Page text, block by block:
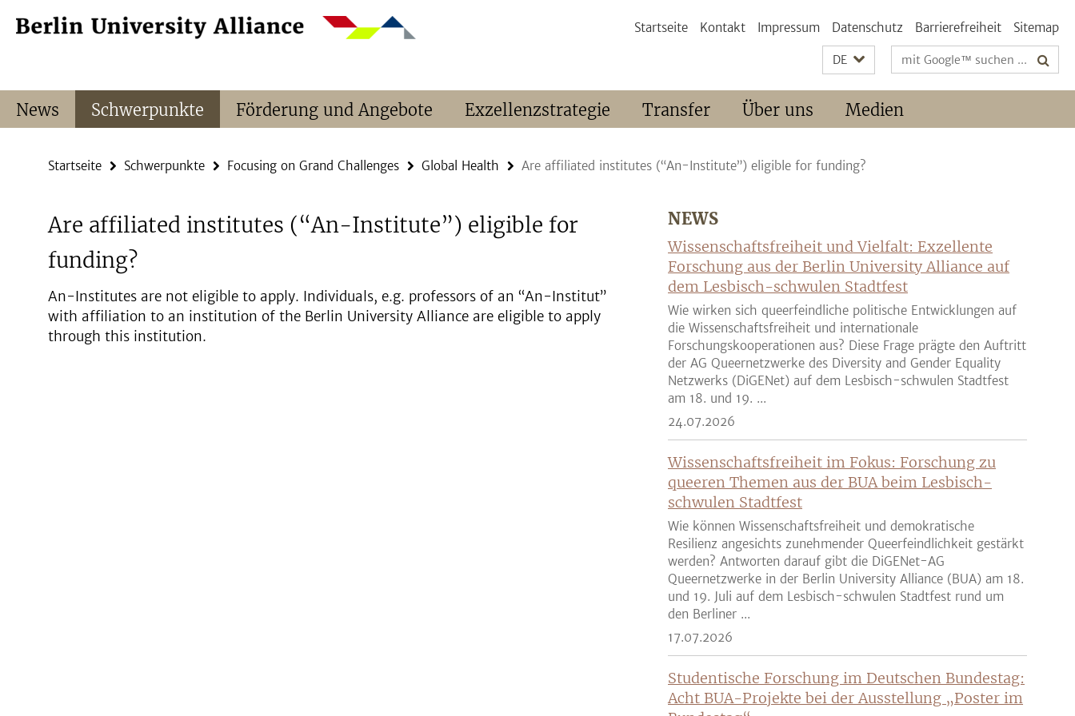
direkt
Service-
Startseite Kontakt Impressum Datenschutz Barrierefreiheit Sitemap
DE Suchbegriffe
News Schwerpunkte Förderung und Angebote Exzellenzstrategie Transfer Über uns Medien
Startseite Schwerpunkte Focusing on Grand Challenges Global Health Are affiliated institutes (“An-Institute”) eligible for funding?
Are affiliated institutes (“An-Institute”) eligible for
funding?
An-Institutes are not eligible to apply. Individuals, e.g. professors of an “An-Institut”
with affiliation to an institution of the Berlin University Alliance are eligible to apply
through this institution.
NEWS
Wissenschaftsfreiheit und Vielfalt: Exzellente
Forschung aus der Berlin University Alliance auf
dem Lesbisch-schwulen Stadtfest
Wie wirken sich queerfeindliche politische Entwicklungen auf
die Wissenschaftsfreiheit und internationale
Forschungskooperationen aus? Diese Frage prägte den Auftritt
der AG Queernetzwerke des Diversity and Gender Equality
Netzwerks (DiGENet) auf dem Lesbisch-schwulen Stadtfest
am 18. und 19. ...
24.07.2026
Wissenschaftsfreiheit im Fokus: Forschung zu
queeren Themen aus der BUA beim Lesbisch-
schwulen Stadtfest
Wie können Wissenschaftsfreiheit und demokratische
Resilienz angesichts zunehmender Queerfeindlichkeit gestärkt
werden? Antworten darauf gibt die DiGENet-AG
Queernetzwerke in der Berlin University Alliance (BUA) am 18.
und 19. Juli auf dem Lesbisch-schwulen Stadtfest rund um
den Berliner ...
17.07.2026
Studentische Forschung im Deutschen Bundestag:
Acht BUA-Projekte bei der Ausstellung „Poster im